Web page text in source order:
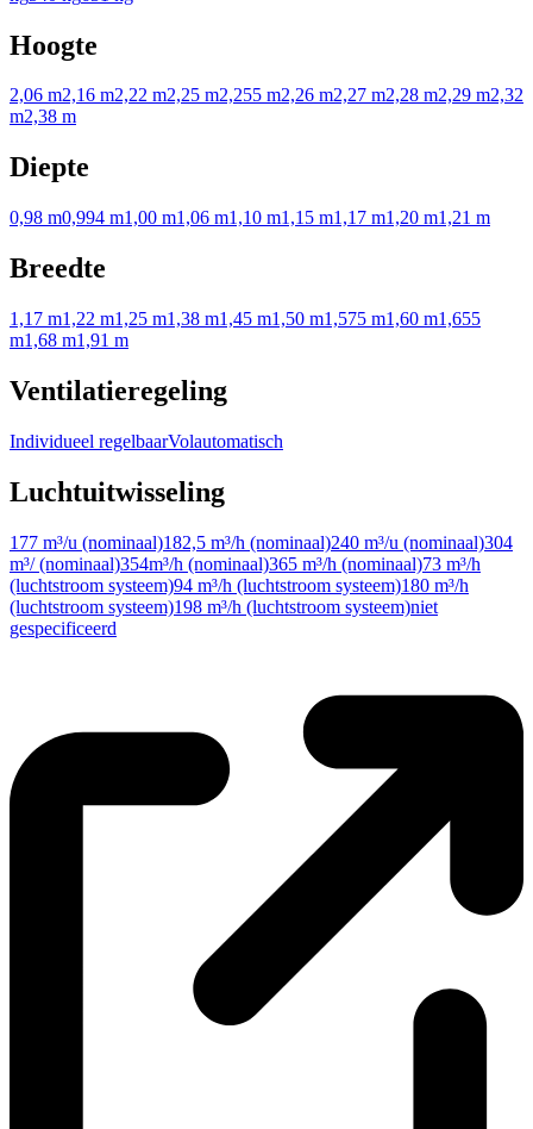
Hoogte
2,06 m2,16 m2,22 m2,25 m2,255 m2,26 m2,27 m2,28 m2,29 m2,32
m2,38 m
Diepte
0,98 m0,994 m1,00 m1,06 m1,10 m1,15 m1,17 m1,20 m1,21 m
Breedte
1,17 m1,22 m1,25 m1,38 m1,45 m1,50 m1,575 m1,60 m1,655
m1,68 m1,91 m
Ventilatieregeling
Individueel regelbaarVolautomatisch
Luchtuitwisseling
177 m³/u (nominaal)182,5 m³/h (nominaal)240 m³/u (nominaal)304
m³/ (nominaal)354m³/h (nominaal)365 m³/h (nominaal)73 m³/h
(luchtstroom systeem)94 m³/h (luchtstroom systeem)180 m³/h
(luchtstroom systeem)198 m³/h (luchtstroom systeem)niet
gespecificeerd